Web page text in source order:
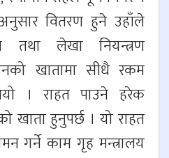
वितरण हुने उहाँले
तथा लेखा नियन्त्रण
खातामा सीधै रकम
। राहत पाउने हरेक
हुनुपर्छ । यो राहत
गर्ने काम गृह मन्त्रालय